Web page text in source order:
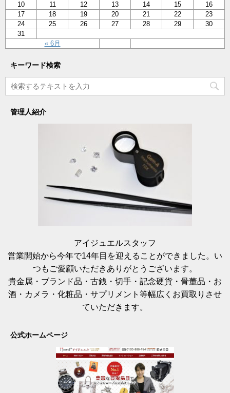
« 6月
10
11 12 13 14 15
16
17
18 19 20 21 22
23
24
25 26 27 28 29
30
31
キーワード検索
管理人紹介
アイジュエルスタッフ
営業開始から今年で14年目を迎えることができました。い
つもご愛顧いただきありがとうございます。
貴金属・ブランド品・古銭・切手・記念硬貨・骨董品・お
酒・カメラ・化粧品・サプリメント等幅広くお買取りさせ
ていただきます。
公式ホームページ